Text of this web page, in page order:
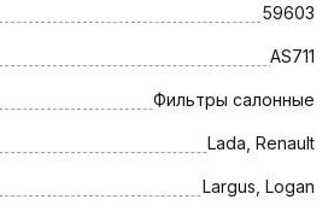
59603
AS711
Фильтры салонные
Lada, Renault
Largus, Logan